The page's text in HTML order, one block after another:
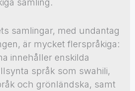
samlingar, med undantag
är mycket flerspråkiga:
innehåller enskilda
språk som swahili,
och grönländska, samt